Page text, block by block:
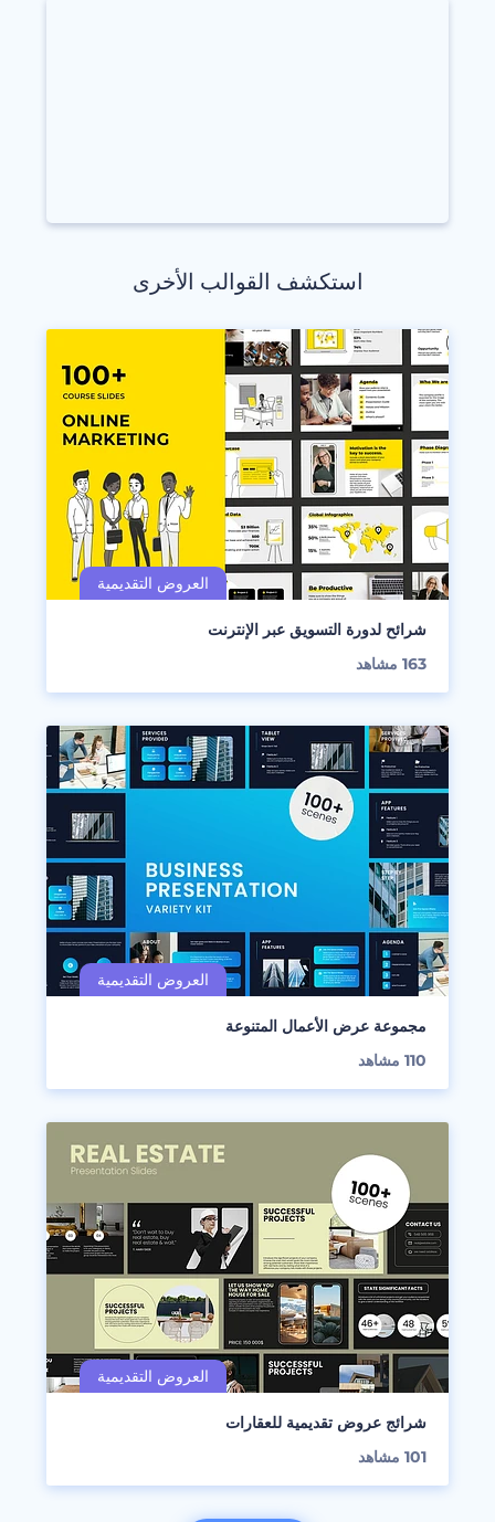
استكشف القوالب الأخرى
شرائح لدورة التسويق عبر الإنترنت
163 مشاهد
مجموعة عرض الأعمال المتنوعة
110 مشاهد
شرائج عروض تقديمية للعقارات
101 مشاهد